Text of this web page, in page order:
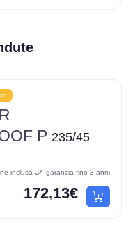
P 235/45
inclusa garanzia fino 3 anni
172,13€